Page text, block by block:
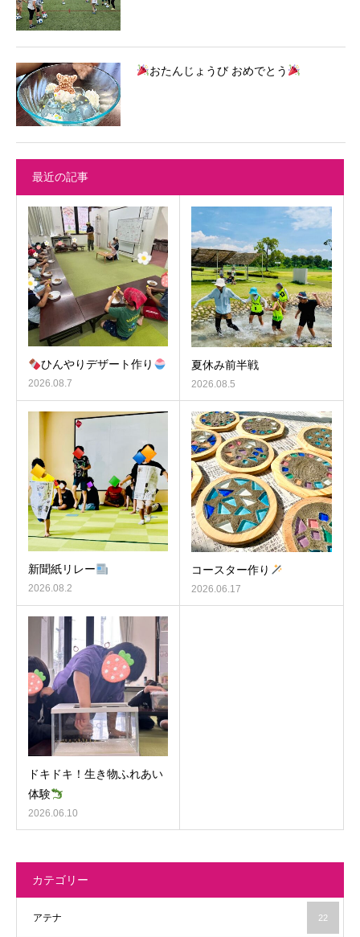
おたんじょうび おめでとう
最近の記事
ひんやりデザート作り
2026.08.7
夏休み前半戦
2026.08.5
新聞紙リレー
2026.08.2
コースター作り
2026.06.17
ドキドキ！生き物ふれあい
体験
2026.06.10
カテゴリー
アテナ 22